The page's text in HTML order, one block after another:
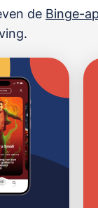
de Binge-